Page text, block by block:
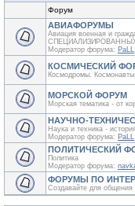
Форум
АВИАФОРУМЫ
Авиация военная и
Модератор форума: PaLL
КОСМИЧЕСКИЙ
Космодромы.
МОРСКОЙ ФОРУМ
Морская тематика - от
НАУЧНО-
Наука и техника -
Модератор форума: PaLL
ПОЛИТИЧЕСКИЙ
Политика
Модератор форума:
ФОРУМЫ ПО
Создавайте для общения